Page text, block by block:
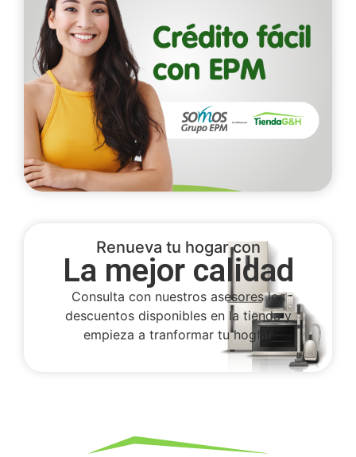
Renueva tu hogar con
La mejor calidad
Consulta con nuestros asesores los
descuentos disponibles en la tienda y
empieza a tranformar tu hogfar